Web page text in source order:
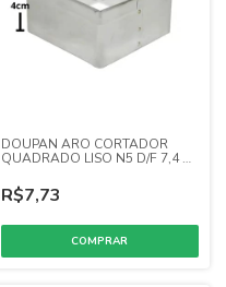
DOUPAN ARO CORTADOR
QUADRADO LISO N5 D/F 7,4 X
R$7,73